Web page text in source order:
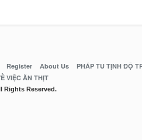
Register About Us
PHÁP TU TỊNH ĐỘ
VIỆC ĂN THỊT
Rights Reserved.